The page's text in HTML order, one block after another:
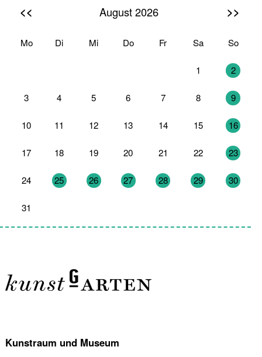
<< August 2026 >>
Mo Di Mi Do Fr Sa So
1 2
3 4 5 6 7 8 9
10 11 12 13 14 15 16
17 18 19 20 21 22 23
24 25 26 27 28 29 30
31
Kunstraum und Museum